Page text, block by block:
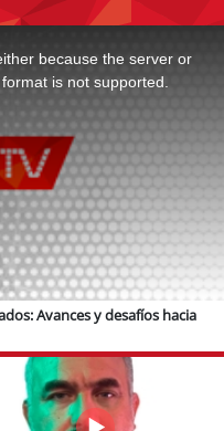
because the server or
is not supported.
Avances y desafíos hacia